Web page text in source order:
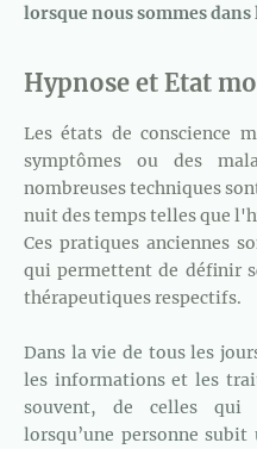
lorsque nous sommes dans
Hypnose et Etat
Les états de conscience
symptômes ou des
nombreuses techniques
nuit des temps telles que
Ces pratiques anciennes
qui permettent de définir
thérapeutiques respectifs.
Dans la vie de tous les
les informations et les
souvent, de celles qui
lorsqu’une personne